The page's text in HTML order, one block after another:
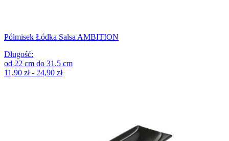
Półmisek Łódka Salsa AMBITION
Długość:
od 22 cm do 31.5 cm
11,90 zł - 24,90 zł